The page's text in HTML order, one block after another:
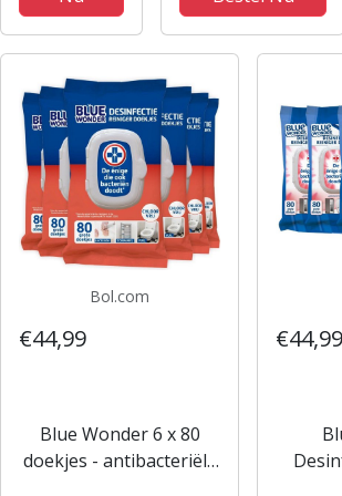
750 ml
spray
Bol.com
€44,99
Blue Wonder 6 x 80
doekjes - antibacteriële
€44,99